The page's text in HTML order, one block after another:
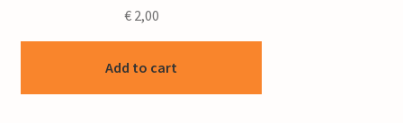
€2,00
Add to cart